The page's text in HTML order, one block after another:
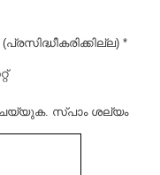
*
ചെയ്യുക. സ്പാം ശല്യം